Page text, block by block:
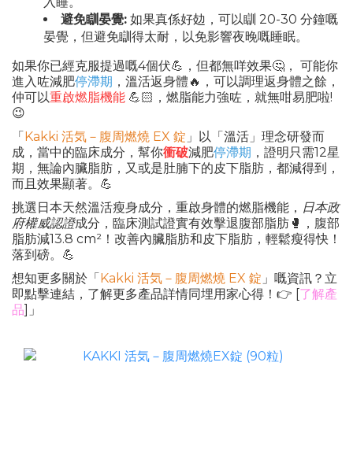
避免瞓晏覺: 如果真係好攰，可以瞓 20-30 分鐘嘅
晏覺，但避免瞓得太耐，以免影響夜晚嘅睡眠。
如果你已經克服提過嘅4個伏💪，但都無咩效果🤔， 可能你
進入咗減肥停滯期 ，溫活返身體🔥，可以調理返身體之餘，
仲可以重啟燃脂機能 💪🏻，燃脂能力強咗，就無咁易肥啦!
😉
「Kakki 活気－腹周燃燒 EX 錠 」以「溫活」理念研發而
成，當中的臨床成分，幫你衝破減肥停滯期 ，證明只需12星
期，無論內臟脂肪，又或是肚腩下的皮下脂肪，都減得到，
而且效果顯著。💪
挑選日本天然溫活瘦身成分，重啟身體的燃脂機能， 日本政
府權威認證成分，臨床測試證實有效擊退腹部脂肪🥊，腹部
脂肪減13.8 cm²！改善內臟脂肪和皮下脂肪，輕鬆瘦得快！
落到磅。💪
想知更多關於「Kakki 活気－腹周燃燒 EX 錠 」嘅資訊？立
即點擊連結，了解更多產品詳情同埋用家心得！👉 [了解產
品]」